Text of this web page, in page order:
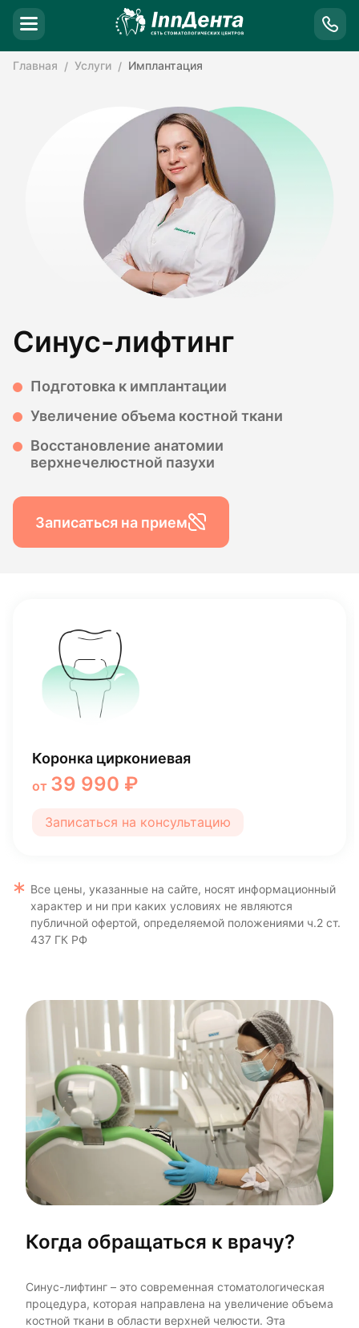
Главная Услуги Имплантация
Синус-лифтинг
Подготовка к имплантации
Увеличение объема костной ткани
Восстановление анатомии
верхнечелюстной пазухи
Записаться на прием
Коронка циркониевая
от 39 990 ₽
Записаться на консультацию
Все цены, указанные на сайте, носят информационный
характер и ни при каких условиях не являются
публичной офертой, определяемой положениями ч.2 ст.
437 ГК РФ
Когда обращаться к врачу?
Синус-лифтинг – это современная стоматологическая
процедура, которая направлена на увеличение объема
костной ткани в области верхней челюсти. Эта